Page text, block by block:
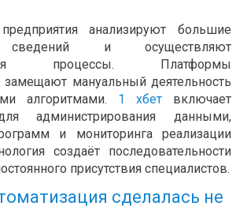
анализируют большие
сведений и осуществляют
процессы. Платформы
замещают мануальный деятельность
алгоритмами. 1 хбет включает
администрирования данными,
и мониторинга реализации
создаёт последовательности
присутствия специалистов.
сделалась не